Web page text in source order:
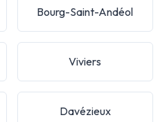
Bourg-Saint-Andéol
Viviers
Davézieux